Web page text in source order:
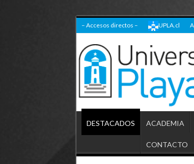
– Accesos directos – UPLA.cl
DESTACADOS ACADEMIA
CONTACTO